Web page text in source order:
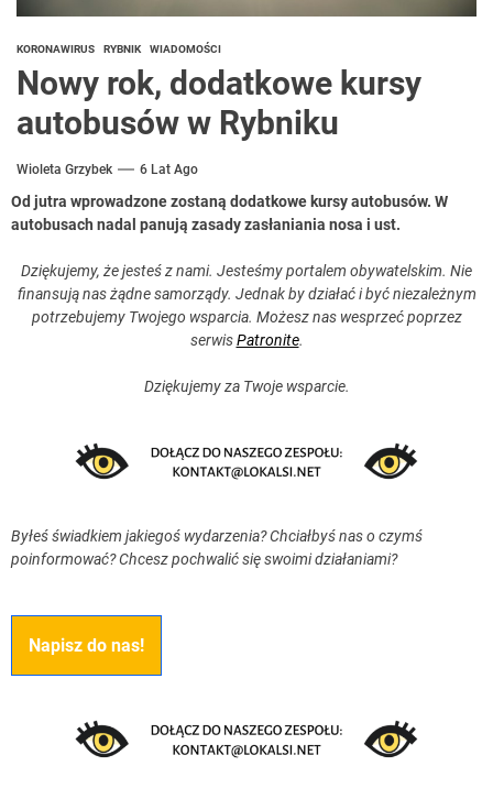
KORONAWIRUS RYBNIK WIADOMOŚCI
Nowy rok, dodatkowe kursy
autobusów w Rybniku
Wioleta Grzybek 6 Lat Ago
Od jutra wprowadzone zostaną dodatkowe kursy autobusów. W
autobusach nadal panują zasady zasłaniania nosa i ust.
Dziękujemy, że jesteś z nami. Jesteśmy portalem obywatelskim. Nie
finansują nas żądne samorządy. Jednak by działać i być niezależnym
potrzebujemy Twojego wsparcia. Możesz nas wesprzeć poprzez
serwisPatronite.
Dziękujemy za Twoje wsparcie.
Byłeś świadkiem jakiegoś wydarzenia? Chciałbyś nas o czymś
poinformować? Chcesz pochwalić się swoimi działaniami?
Napisz do nas!